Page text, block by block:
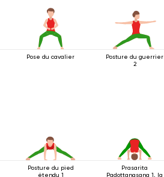
Pose du cavalier
Posture du guerrier
2
Posture du pied
étendu 1
Prasarita
Padottanasana 1, la